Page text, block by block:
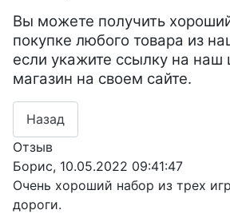
Вы можете получить
покупке любого товара из
если укажите ссылку на
магазин на своем сайте.
Отзыв
Борис, 10.05.2022 09:41:47
Очень хороший набор из трех
дороги.